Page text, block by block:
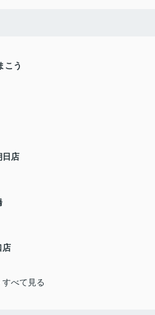
こう
店
店
すべて見る